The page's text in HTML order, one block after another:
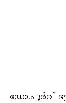
ഡോ.പൂർവി